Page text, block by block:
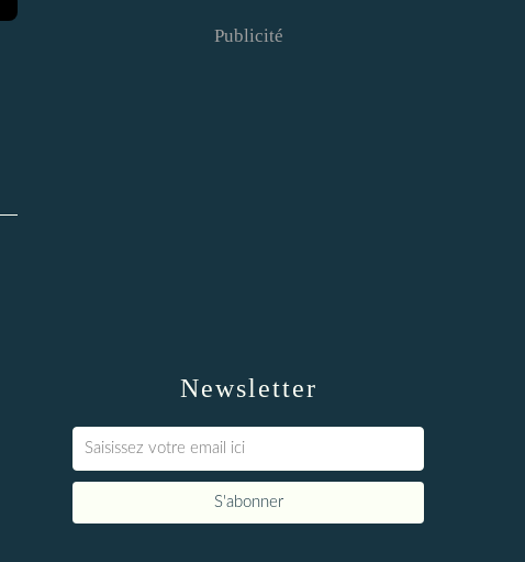
Newsletter
Publicité